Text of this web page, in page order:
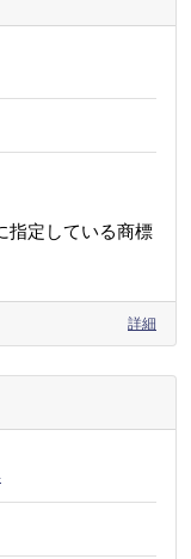
指定している商標
詳細